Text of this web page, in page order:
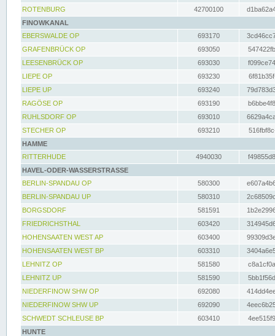
ROTENBURG
42700100
FINOWKANAL
EBERSWALDE OP
693170
GRAFENBRÜCK OP
693050
LEESENBRÜCK OP
693030
LIEPE OP
693230
LIEPE UP
693240
RAGÖSE OP
693190
RUHLSDORF OP
693010
STECHER OP
693210
HAMME
RITTERHUDE
4940030
HAVEL-ODER-WASSERSTRASSE
BERLIN-SPANDAU OP
580300
BERLIN-SPANDAU UP
580310
BORGSDORF
581591
FRIEDRICHSTHAL
603420
HOHENSAATEN WEST AP
603400
HOHENSAATEN WEST BP
603310
LEHNITZ OP
581580
LEHNITZ UP
581590
NIEDERFINOW SHW OP
692080
NIEDERFINOW SHW UP
692090
SCHWEDT SCHLEUSE BP
603410
HUNTE